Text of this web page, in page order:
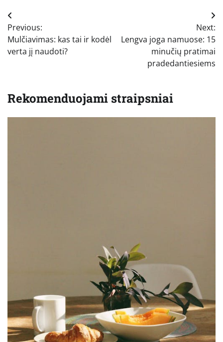
Navigacija
tarp
įrašų
Previous:
Mulčiavimas: kas tai ir kodėl
verta jį naudoti?
Next:
Lengva joga namuose: 15
minučių pratimai
pradedantiesiems
Rekomenduojami straipsniai